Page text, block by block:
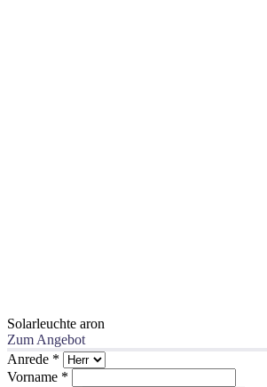
Solarleuchte aron
Zum Angebot
Anrede *
Vorname *